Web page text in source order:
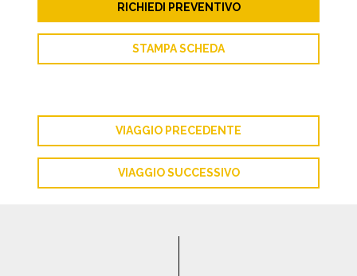
RICHIEDI PREVENTIVO
STAMPA SCHEDA
VIAGGIO PRECEDENTE
VIAGGIO SUCCESSIVO